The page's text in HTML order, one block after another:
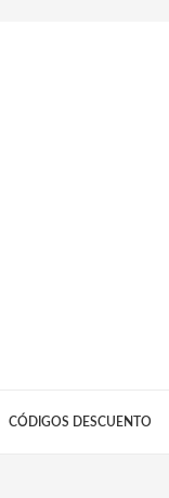
CÓDIGOS DESCUENTO